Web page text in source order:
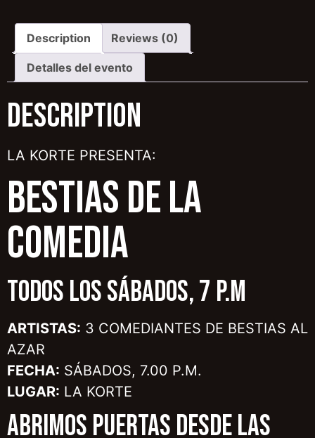
Description Reviews (0)
Detalles del evento
Description
LA KORTE PRESENTA:
BESTIAS DE LA
COMEDIA
TODOS LOS SÁBADOS, 7 P.M
ARTISTAS: 3 COMEDIANTES DE BESTIAS AL
AZAR
FECHA: SÁBADOS, 7.00 P.M.
LUGAR: LA KORTE
ABRIMOS PUERTAS DESDE LAS